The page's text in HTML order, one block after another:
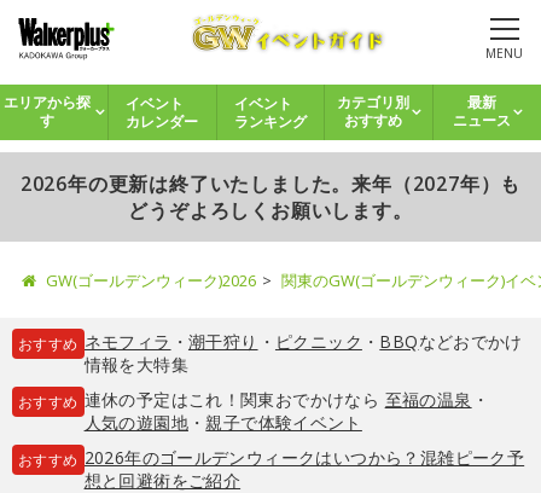
MENU
エリアから探
す
イベント
カレンダー
イベント
ランキング
カテゴリ別
おすすめ
最新
ニュース
2026年の更新は終了いたしました。来年（2027年）も
どうぞよろしくお願いします。
GW(ゴールデンウィーク)2026 関東のGW(ゴールデンウィーク)イ
おすすめ ネモフィラ ・ 潮干狩り ・ ピクニック ・ BBQなどおでかけ
情報を大特集
おすすめ 連休の予定はこれ！関東おでかけなら 至福の温泉 ・
人気の遊園地・親子で体験イベント
おすすめ 2026年のゴールデンウィークはいつから？混雑ピーク予
想と回避術をご紹介